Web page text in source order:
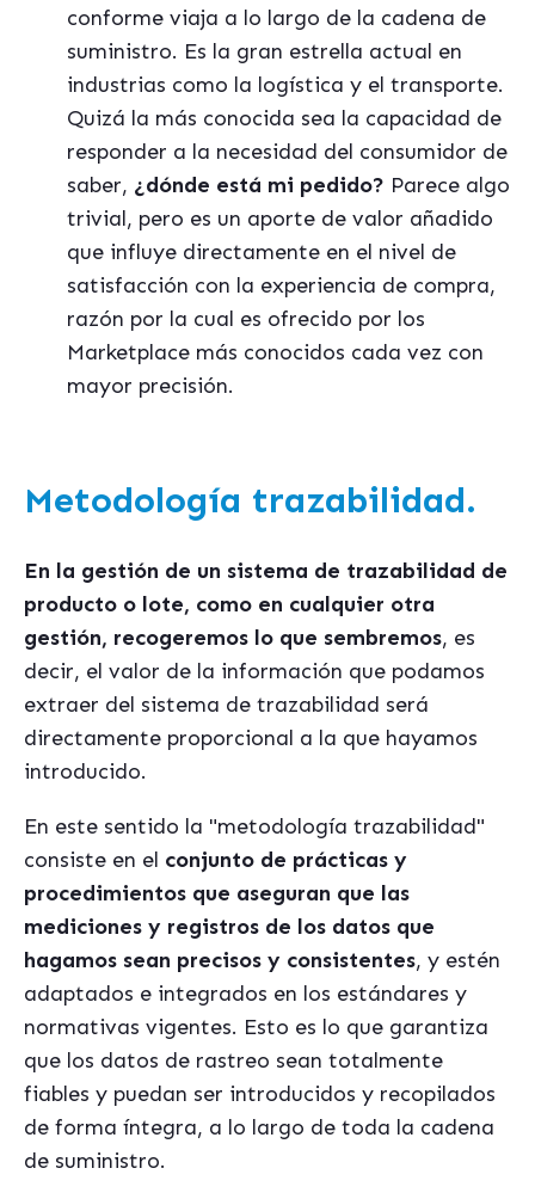
conforme viaja a lo largo de la cadena de
suministro. Es la gran estrella actual en
industrias como la logística y el transporte.
Quizá la más conocida sea la capacidad de
responder a la necesidad del consumidor de
saber, ¿dónde está mi pedido? Parece algo
trivial, pero es un aporte de valor añadido
que influye directamente en el nivel de
satisfacción con la experiencia de compra,
razón por la cual es ofrecido por los
Marketplace más conocidos cada vez con
mayor precisión.
Metodología trazabilidad.
En la gestión de un sistema de trazabilidad de
producto o lote, como en cualquier otra
gestión, recogeremos lo que sembremos, es
decir, el valor de la información que podamos
extraer del sistema de trazabilidad será
directamente proporcional a la que hayamos
introducido.
En este sentido la "metodología trazabilidad"
consiste en el conjunto de prácticas y
procedimientos que aseguran que las
mediciones y registros de los datos que
hagamos sean precisos y consistentes, y estén
adaptados e integrados en los estándares y
normativas vigentes. Esto es lo que garantiza
que los datos de rastreo sean totalmente
fiables y puedan ser introducidos y recopilados
de forma íntegra, a lo largo de toda la cadena
de suministro.